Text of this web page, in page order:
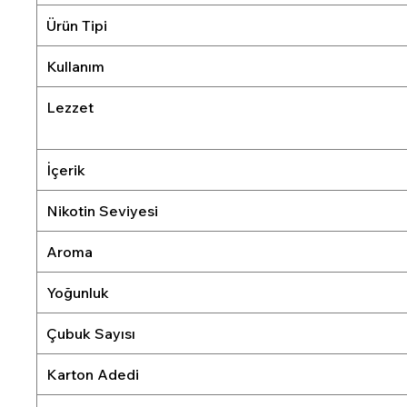
Ürün Tipi
Kullanım
Lezzet
İçerik
Nikotin Seviyesi
Aroma
Yoğunluk
Çubuk Sayısı
Karton Adedi